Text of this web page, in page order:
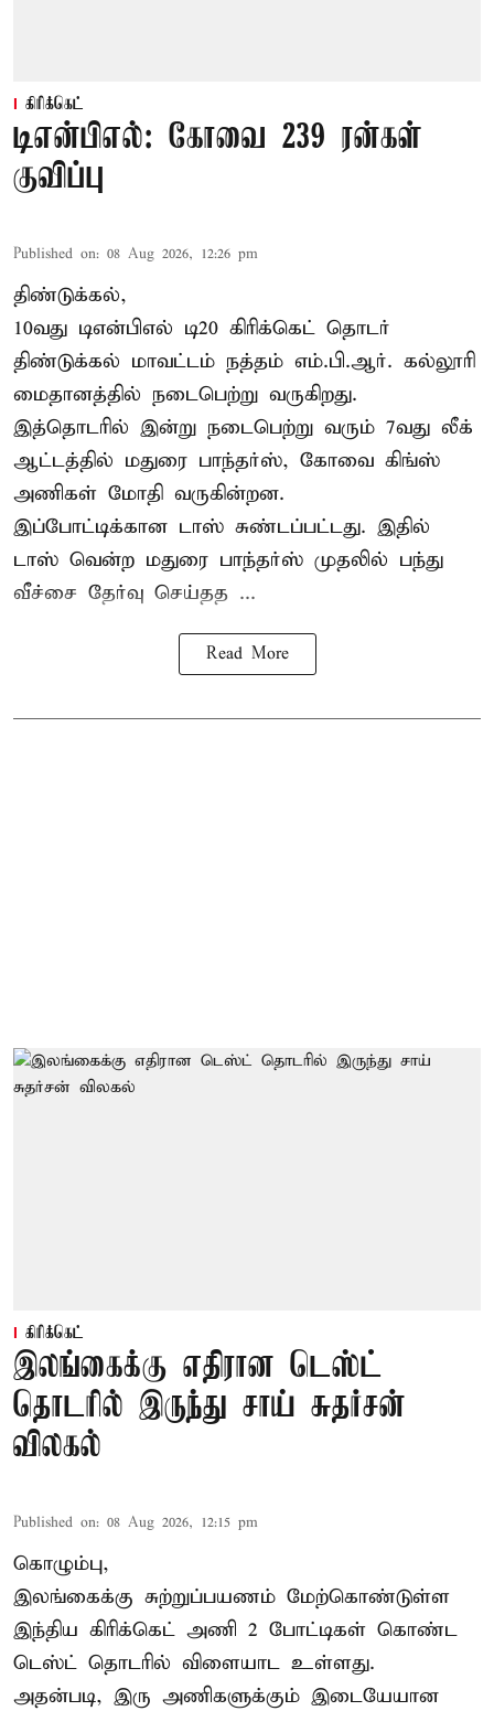
கிரிக்கெட்
டிஎன்பிஎல்: கோவை 239 ரன்கள்
குவிப்பு
Published on: 08 Aug 2026, 12:26 pm
திண்டுக்கல்,
10வது டிஎன்பிஎல் டி20 கிரிக்கெட் தொடர்
திண்டுக்கல் மாவட்டம் நத்தம் எம்.பி.ஆர். கல்லூரி
மைதானத்தில் நடைபெற்று வருகிறது.
இத்தொடரில் இன்று நடைபெற்று வரும் 7வது லீக்
ஆட்டத்தில் மதுரை பாந்தர்ஸ், கோவை கிங்ஸ்
அணிகள் மோதி வருகின்றன.
இப்போட்டிக்கான டாஸ் சுண்டப்பட்டது. இதில்
டாஸ் வென்ற மதுரை பாந்தர்ஸ் முதலில் பந்து
வீச்சை தேர்வு செய்தத ...
Read More
கிரிக்கெட்
இலங்கைக்கு எதிரான டெஸ்ட்
தொடரில் இருந்து சாய் சுதர்சன்
விலகல்
Published on: 08 Aug 2026, 12:15 pm
கொழும்பு,
இலங்கைக்கு சுற்றுப்பயணம் மேற்கொண்டுள்ள
இந்திய கிரிக்கெட் அணி 2 போட்டிகள் கொண்ட
டெஸ்ட் தொடரில் விளையாட உள்ளது.
அதன்படி, இரு அணிகளுக்கும் இடையேயான